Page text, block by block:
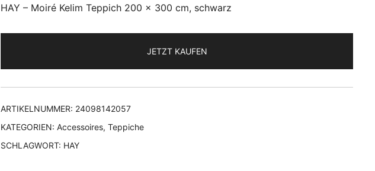
HAY – Moiré Kelim Teppich 200 x 300 cm, schwarz
JETZT KAUFEN
ARTIKELNUMMER: 24098142057
KATEGORIEN: Accessoires, Teppiche
SCHLAGWORT: HAY